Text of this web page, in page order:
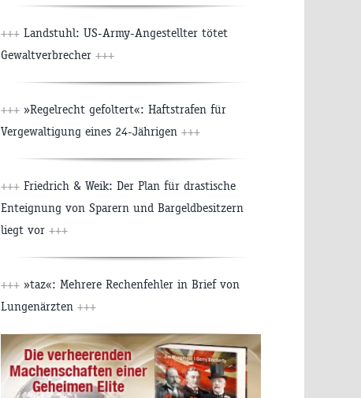
+++ Landstuhl: US-Army-Angestellter tötet
Gewaltverbrecher +++
+++ »Regelrecht gefoltert«: Haftstrafen für
Vergewaltigung eines 24-Jährigen +++
+++ Friedrich & Weik: Der Plan für drastische
Enteignung von Sparern und Bargeldbesitzern
liegt vor +++
+++ »taz«: Mehrere Rechenfehler in Brief von
Lungenärzten +++